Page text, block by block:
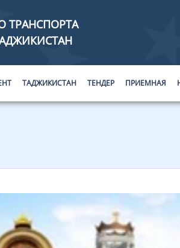
ТРАНСПОРТА
ТАДЖИКИСТАН ТЕНДЕР ПРИЕМНАЯ